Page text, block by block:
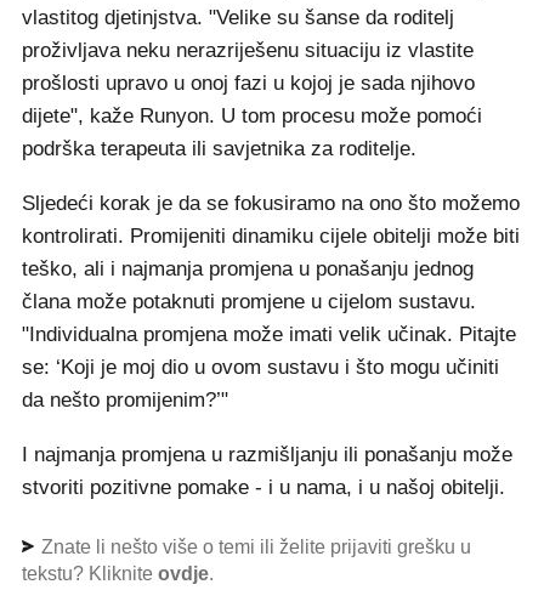
vlastitog djetinjstva. "Velike su šanse da roditelj
proživljava neku nerazriješenu situaciju iz vlastite
prošlosti upravo u onoj fazi u kojoj je sada njihovo
dijete", kaže Runyon. U tom procesu može pomoći
podrška terapeuta ili savjetnika za roditelje.
Sljedeći korak je da se fokusiramo na ono što možemo
kontrolirati. Promijeniti dinamiku cijele obitelji može biti
teško, ali i najmanja promjena u ponašanju jednog
člana može potaknuti promjene u cijelom sustavu.
"Individualna promjena može imati velik učinak. Pitajte
se: ‘Koji je moj dio u ovom sustavu i što mogu učiniti
da nešto promijenim?’"
I najmanja promjena u razmišljanju ili ponašanju može
stvoriti pozitivne pomake - i u nama, i u našoj obitelji.
Znate li nešto više o temi ili želite prijaviti grešku u
tekstu? Kliknite ovdje.